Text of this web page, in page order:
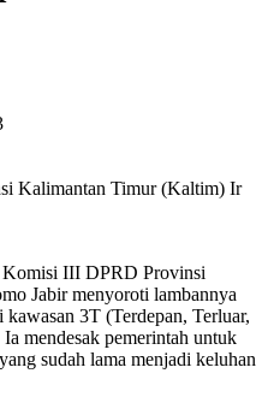
Kalimantan Timur (Kaltim) Ir
Komisi III DPRD Provinsi
Jabir menyoroti lambannya
3T (Terdepan, Terluar,
mendesak pemerintah untuk
sudah lama menjadi keluhan